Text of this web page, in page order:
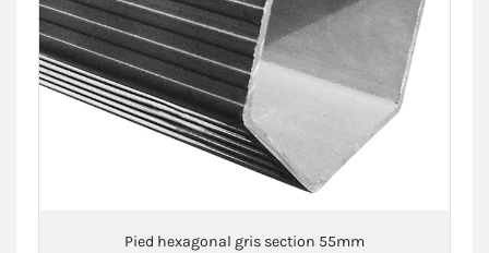
Pied hexagonal gris section 55mm